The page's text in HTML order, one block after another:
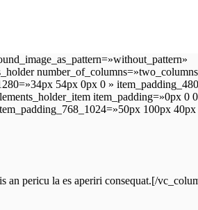
54px 0px 0 »
item_padding=»0px 0
100px
an pericu la es aperiri consequat.[/